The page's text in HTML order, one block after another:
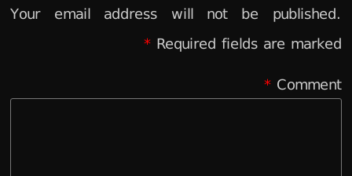
Your email address will not be published.
Required fields are marked
*
Comment
*